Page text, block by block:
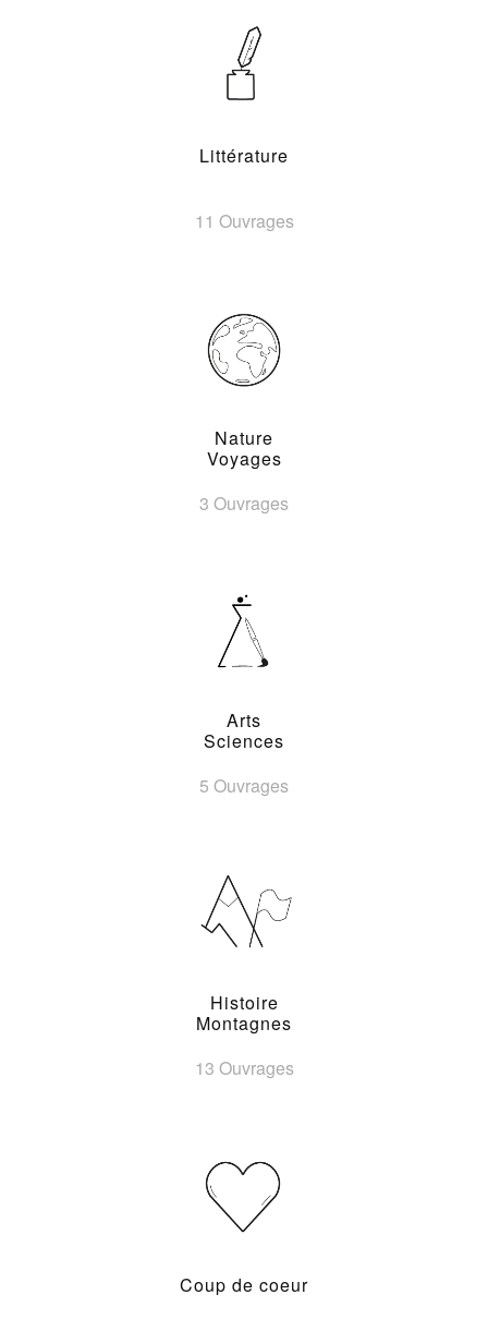
Littérature
11 Ouvrages
Nature
Voyages
3 Ouvrages
Arts
Sciences
5 Ouvrages
Histoire
Montagnes
13 Ouvrages
Coup de coeur